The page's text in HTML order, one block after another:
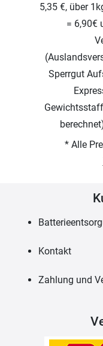
5,35 €, über
= 6,90€
Sperrgut
* Alle
Kontakt
Zahlung und